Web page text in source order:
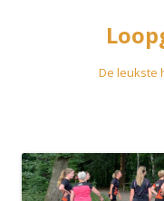
De leukste